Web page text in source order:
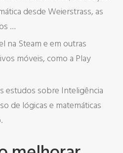
desde Weierstrass, as
…
na Steam e em outras
móveis, como a Play
estudos sobre Inteligência
de lógicas e matemáticas